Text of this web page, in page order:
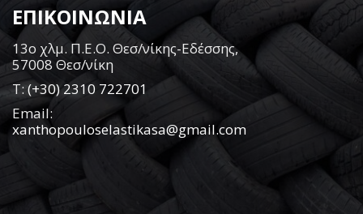
ΕΠΙΚΟΙΝΩΝΙΑ
13ο χλμ. Π.Ε.Ο. Θεσ/νίκης-Εδέσσης,
57008 Θεσ/νίκη
Τ:(+30) 2310 722701
Email:
xanthopouloselastikasa@gmail.com